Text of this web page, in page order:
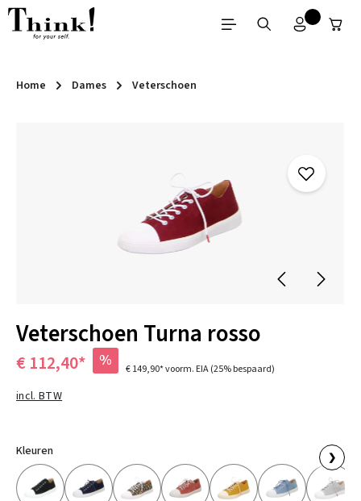
Ga naar de hoofdinhoud
Home Dames Veterschoen
Veterschoen Turna rosso
€ 112,40* % € 149,90*voorm. EIA(25% bespaard)
incl. BTW
Kleuren ❯